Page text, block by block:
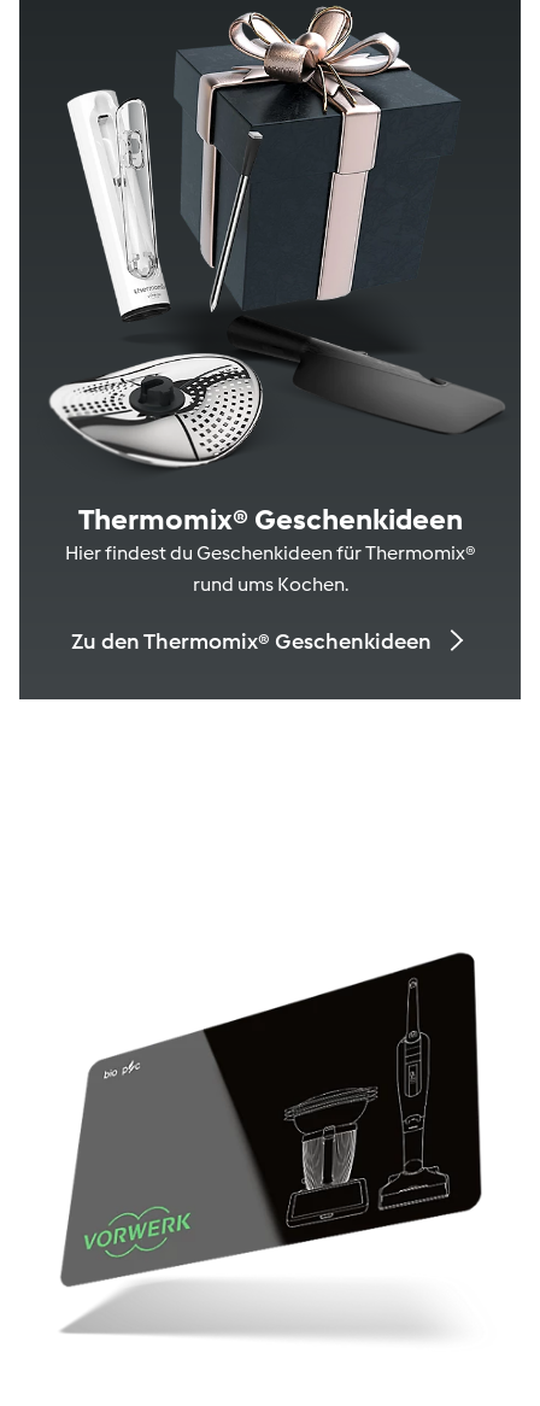
Thermomix® Geschenkideen
Hier findest du Geschenkideen für Thermomix®
rund ums Kochen.
Zu den Thermomix® Geschenkideen